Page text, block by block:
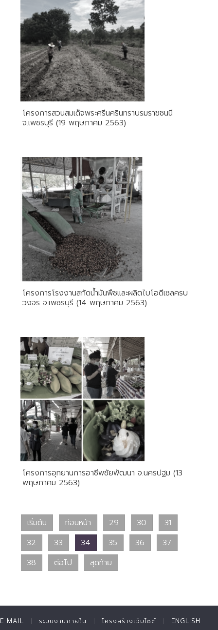
โครงการสวนสมเด็จพระศรีนครินทราบรมราชชนนี
จ.เพชรบุรี (19 พฤษภาคม 2563)
โครงการโรงงานสกัดน้ำมันพืชและผลิตไบโอดีเซลครบ
วงจร​ จ.เพชรบุรี (14 พฤษภาคม 2563)
โครงการอุทยานการอาชีพชัยพัฒนา จ.นครปฐม (13
พฤษภาคม 2563)
เริ่มต้น ก่อนหน้า 29 30
31
32
33 34 35 36
37
38
ต่อไป สุดท้าย
E-MAIL ระบบงานภายใน โครงสร้างเว็บไซต์ ENGLISH